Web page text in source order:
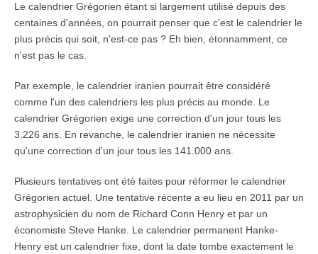
Le calendrier Grégorien étant si largement utilisé depuis des
centaines d'années, on pourrait penser que c'est le calendrier le
plus précis qui soit, n'est-ce pas ? Eh bien, étonnamment, ce
n'est pas le cas.
Par exemple, le calendrier iranien pourrait être considéré
comme l'un des calendriers les plus précis au monde. Le
calendrier Grégorien exige une correction d'un jour tous les
3.226 ans. En revanche, le calendrier iranien ne nécessite
qu'une correction d'un jour tous les 141.000 ans.
Plusieurs tentatives ont été faites pour réformer le calendrier
Grégorien actuel. Une tentative récente a eu lieu en 2011 par un
astrophysicien du nom de Richard Conn Henry et par un
économiste Steve Hanke. Le calendrier permanent Hanke-
Henry est un calendrier fixe, dont la date tombe exactement le